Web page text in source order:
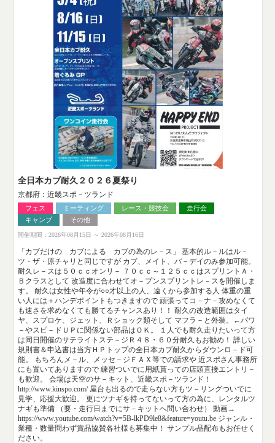
全日本カブ耐久２０２６夏祭り
京都府：近畿スポ－ツランド
フェス ミーティング レース・競技会
走行会
キャンプ
その他
開催期間：2026年08月15日 ～ 2026年08月16日
「カブだけの カブによる カブの為のレ－ス」 基本的ル－ルはル－
ツ・ザ・原チャリと同じですが カブ、メイト、バ－デイのみ参加可能。
耐久レ－スは５０ｃｃオンリ－ ７０ｃｃ～１２５ｃｃはスプリントＡ・
Ｂクラスとして 改造度に合わせてオ－プンスプリントレ－スを開催しま
す。 耐久は女性や年令が○○才以上の人、遠くから参加する人 体重の重
い人には＋ハンデポイントもつきますので 頑張ってコ－ナ－攻めなくて
も速さを求めなくても勝てるチャンスあり！！ 耐久の改造範囲はタイ
ヤ、スプロケ、ジェット、Ｒショック類そして マフラ－と外装。←パワ
－やスピ－ドＵＰに関係ない部品はＯＫ。 １人でも耐久走りたいって方
は同日開催のサテライトステ－ジＲ４８・６０分耐久もお勧め！ 詳しい
規則書＆申込書は当方ＨＰトップの全日本カブ耐久からダウンロ－ド可
能。 もちろんメ－ル、メッセ－ジＦＡＸ等での請求や 近スポさん事務所
にも置いてありますので 練習ついでに用紙貰っての店頭直接エントリ－
も歓迎。 会場は天空のサ－キット、近畿スポ－ツランド！
http://www.kinspo.com/ 屋台も出るので走らない方もツ－リングついでに
見学、応援大歓迎。 更にツナギを持ってないって方の為に、レンタルツ
ナギも準備 （要・走行日までにサ－キットへ問い合わせ） 動画→
https://www.youtube.com/watch?v=5B-lkPD9le8&feature=youtu.be ジャンル・
業種・数量問わず賞品協賛各社様も募集中！ サンプル品配布もお任せく
ださい。